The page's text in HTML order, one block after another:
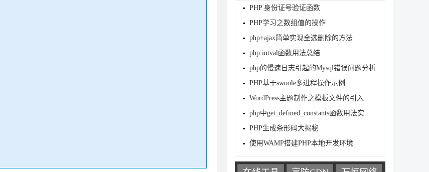
PHP 身份证号验证函数
PHP学习之数组值的操作
php+ajax简单实现全选删除的方法
php intval函数用法总结
php的慢速日志引起的Mysql错误问题分析
PHP基于swoole多进程操作示例
WordPress主题制作之模板文件的引入方法
php中get_defined_constants函数用法实例分析
PHP生成条形码大揭秘
使用WAMP搭建PHP本地开发环境